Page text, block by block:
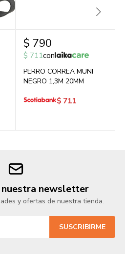
$ 790
$ 711con
PERRO CORREA MUNI
NEGRO 1,3M 20MM
$ 711
newsletter
y ofertas de nuestra tienda.
SUSCRIBIRME